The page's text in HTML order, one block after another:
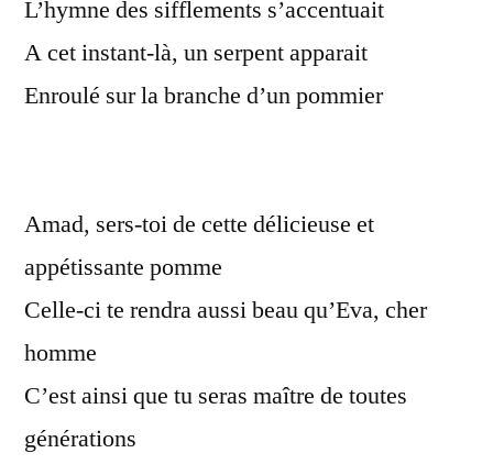
L’hymne des sifflements s’accentuait
A cet instant-là, un serpent apparait
Enroulé sur la branche d’un pommier
Amad, sers-toi de cette délicieuse et
appétissante pomme
Celle-ci te rendra aussi beau qu’Eva, cher
homme
C’est ainsi que tu seras maître de toutes
générations